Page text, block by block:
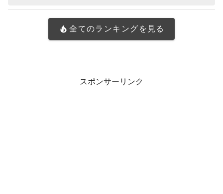
全てのランキングを見る
スポンサーリンク